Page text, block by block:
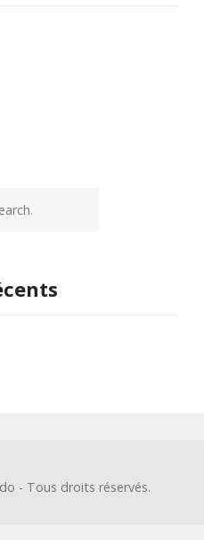
- Tous droits réservés.